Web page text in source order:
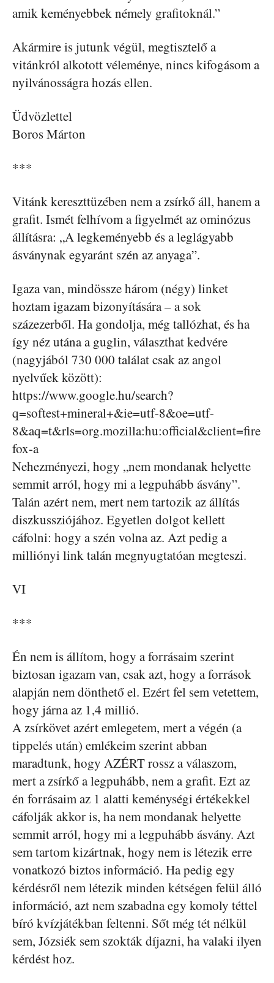
amik keményebbek némely grafitoknál.”
Akármire is jutunk végül, megtisztelő a
vitánkról alkotott véleménye, nincs kifogásom a
nyilvánosságra hozás ellen.
Üdvözlettel
Boros Márton
***
Vitánk kereszttüzében nem a zsírkő áll, hanem a
grafit. Ismét felhívom a figyelmét az ominózus
állításra: „A legkeményebb és a leglágyabb
ásványnak egyaránt szén az anyaga”.
Igaza van, mindössze három (négy) linket
hoztam igazam bizonyítására – a sok
százezerből. Ha gondolja, még tallózhat, és ha
így néz utána a guglin, választhat kedvére
(nagyjából 730 000 találat csak az angol
nyelvűek között):
https://www.google.hu/search?
q=softest+mineral+&ie=utf-8&oe=utf-
8&aq=t&rls=org.mozilla:hu:official&client=fire
fox-a
Nehezményezi, hogy „nem mondanak helyette
semmit arról, hogy mi a legpuhább ásvány”.
Talán azért nem, mert nem tartozik az állítás
diszkussziójához. Egyetlen dolgot kellett
cáfolni: hogy a szén volna az. Azt pedig a
milliónyi link talán megnyugtatóan megteszi.
VI
***
Én nem is állítom, hogy a forrásaim szerint
biztosan igazam van, csak azt, hogy a források
alapján nem dönthető el. Ezért fel sem vetettem,
hogy járna az 1,4 millió.
A zsírkövet azért emlegetem, mert a végén (a
tippelés után) emlékeim szerint abban
maradtunk, hogy AZÉRT rossz a válaszom,
mert a zsírkő a legpuhább, nem a grafit. Ezt az
én forrásaim az 1 alatti keménységi értékekkel
cáfolják akkor is, ha nem mondanak helyette
semmit arról, hogy mi a legpuhább ásvány. Azt
sem tartom kizártnak, hogy nem is létezik erre
vonatkozó biztos információ. Ha pedig egy
kérdésről nem létezik minden kétségen felül álló
információ, azt nem szabadna egy komoly téttel
bíró kvízjátékban feltenni. Sőt még tét nélkül
sem, Józsiék sem szokták díjazni, ha valaki ilyen
kérdést hoz.